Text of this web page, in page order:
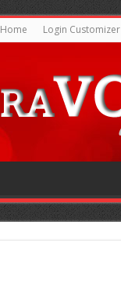
Home Login Customizer